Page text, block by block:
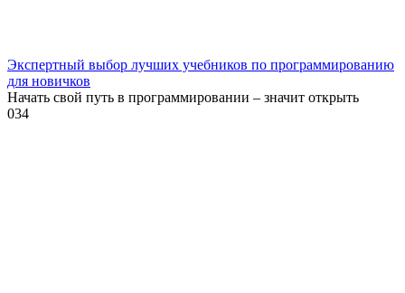
Экспертный выбор лучших учебников по программированию
для новичков
Начать свой путь в программировании – значит открыть
034